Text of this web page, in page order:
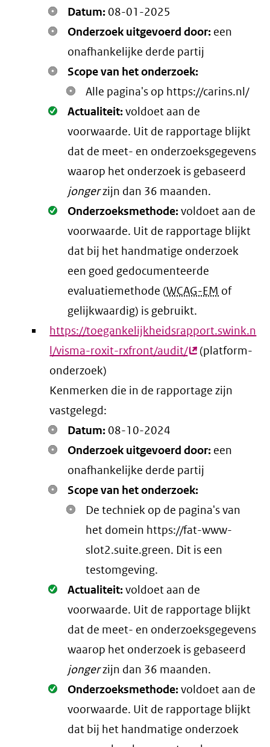
Datum: 08-01-2025
Onderzoek uitgevoerd door: een
onafhankelijke derde partij
Scope van het onderzoek:
Alle pagina's op https://carins.nl/
Oké.
Actualiteit:voldoet aan de
voorwaarde. Uit de rapportage blijkt
dat de meet- en onderzoeksgegevens
waarop het onderzoek is gebaseerd
jongerzijn dan 36 maanden.
Oké.
Onderzoeksmethode:voldoet aan de
voorwaarde. Uit de rapportage blijkt
dat bij het handmatige onderzoek
een goed gedocumenteerde
evaluatiemethode (WCAG-EM of
gelijkwaardig) is gebruikt.
https://toegankelijkheidsrapport.swink.n
l/visma-roxit-rxfront/audit/(externe
(platform-
onderzoek)
Kenmerken die in de rapportage zijn
vastgelegd:
Datum: 08-10-2024
Onderzoek uitgevoerd door: een
onafhankelijke derde partij
Scope van het onderzoek:
De techniek op de pagina's van
het domein https://fat-www-
slot2.suite.green. Dit is een
testomgeving.
Oké.
Actualiteit:voldoet aan de
voorwaarde. Uit de rapportage blijkt
dat de meet- en onderzoeksgegevens
waarop het onderzoek is gebaseerd
jongerzijn dan 36 maanden.
Oké.
Onderzoeksmethode:voldoet aan de
voorwaarde. Uit de rapportage blijkt
dat bij het handmatige onderzoek